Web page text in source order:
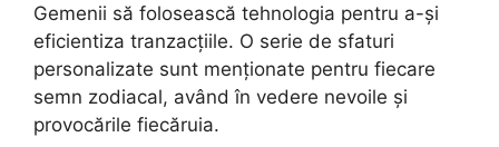
Gemenii să folosească tehnologia pentru a-și
eficientiza tranzacțiile. O serie de sfaturi
personalizate sunt menționate pentru fiecare
semn zodiacal, având în vedere nevoile și
provocările fiecăruia.